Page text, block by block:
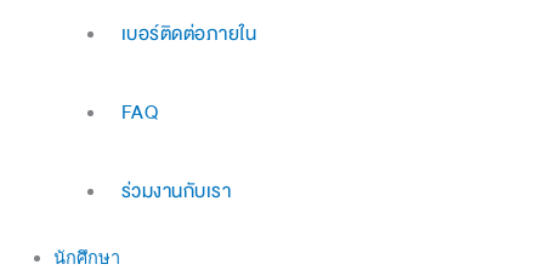
เบอร์ติดต่อภายใน
FAQ
ร่วมงานกับเรา
นักศึกษา